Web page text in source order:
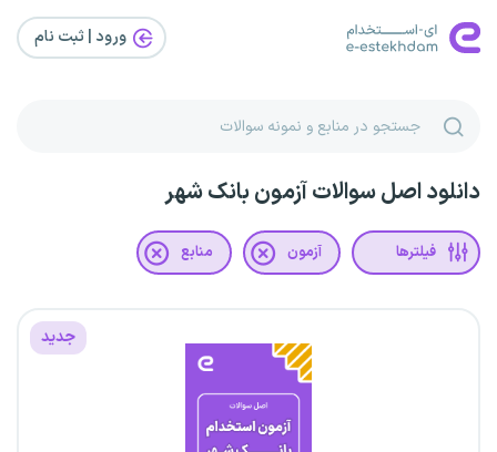
ورود | ثبت‌ نام
دانلود اصل سوالات آزمون بانک شهر
فیلترها آزمون منابع
جدید